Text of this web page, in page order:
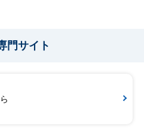
門サイト